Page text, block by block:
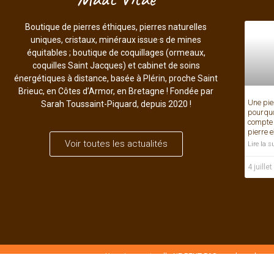
Boutique de pierres éthiques, pierres naturelles
uniques, cristaux, minéraux issue·s de mines
équitables ; boutique de coquillages (ormeaux,
coquilles Saint Jacques) et cabinet de soins
énergétiques à distance, basée à Plérin, proche Saint
Brieuc, en Côtes d’Armor, en Bretagne ! Fondée par
Sarah Toussaint-Piquard, depuis 2020 !
Voir toutes les actualités
Une
pierre
Lire la
Une pierre naturelle NE PEUT PAS remplacer la